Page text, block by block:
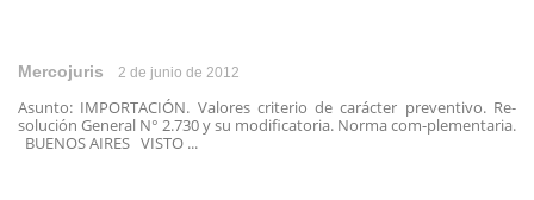
Mercojuris 2 de junio de 2012
Asunto: IMPORTACIÓN. Valores criterio de carácter preventivo. Re-
solución General N° 2.730 y su modificatoria. Norma com-plementaria.
BUENOS AIRES VISTO ...